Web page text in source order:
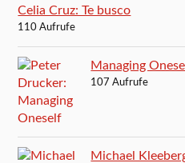
Celia Cruz: Te busco
110 Aufrufe
Managing
107 Aufrufe
Michael